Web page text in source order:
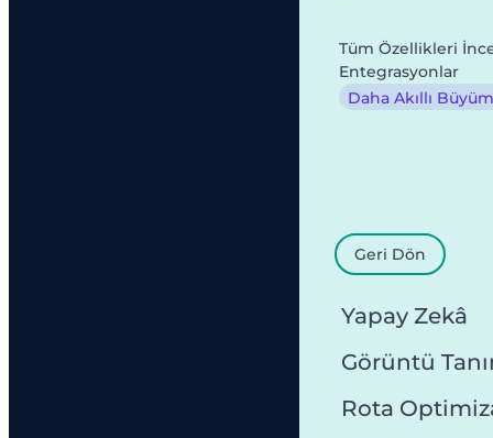
Tüm Özellikleri
Entegrasyonlar
Daha Akıllı
Geri Dön
Yapay Zekâ
Görüntü
Rota